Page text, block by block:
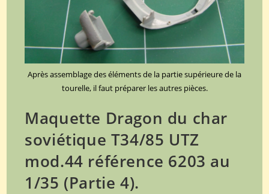
Après assemblage des éléments de la partie supérieure de la
tourelle, il faut préparer les autres pièces.
Maquette Dragon du char
soviétique T34/85 UTZ
mod.44 référence 6203 au
1/35 (Partie 4).